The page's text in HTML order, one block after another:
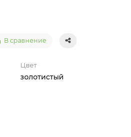
В сравнение
Цвет
золотистый